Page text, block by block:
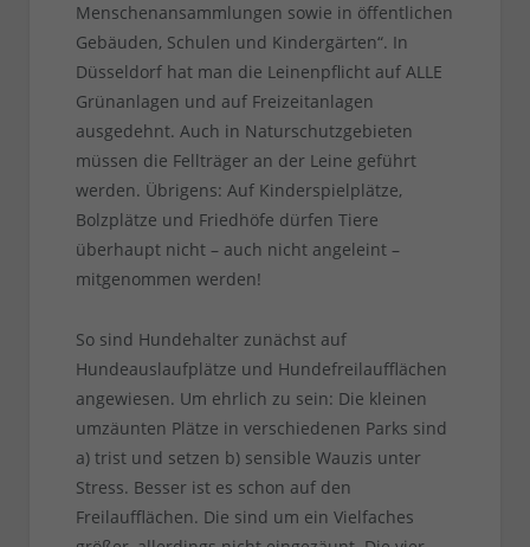
Menschenansammlungen sowie in öffentlichen
Gebäuden, Schulen und Kindergärten“. In
Düsseldorf hat man die Leinenpflicht auf ALLE
Grünanlagen und auf Freizeitanlagen
ausgedehnt. Auch in Naturschutzgebieten
müssen die Fellträger an der Leine geführt
werden. Übrigens: Auf Kinderspielplätze,
Bolzplätze und Friedhöfe dürfen Tiere
überhaupt nicht – auch nicht angeleint –
mitgenommen werden!
So sind Hundehalter zunächst auf
Hundeauslaufplätze und Hundefreilaufflächen
angewiesen. Um ehrlich zu sein: Die kleinen
umzäunten Plätze in verschiedenen Parks sind
a) trist und setzen b) sensible Wauzis unter
Stress. Besser ist es schon auf den
Freilaufflächen. Die sind um ein Vielfaches